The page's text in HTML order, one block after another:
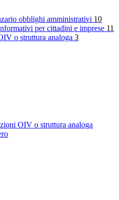
obblighi amministrativi 10
per cittadini e imprese 11
o struttura analoga 3
OIV o struttura analoga